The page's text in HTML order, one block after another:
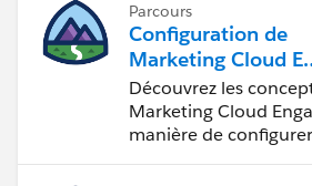
Parcours
Configuration de
Marketing Cloud
agement
Découvrez les
Marketing Cloud
manière de